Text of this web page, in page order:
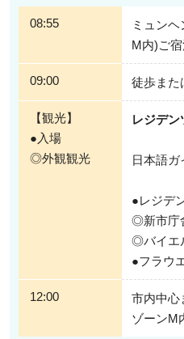
宿泊ホテル出発で安心＆公共交
解散はホテルまたは市内中心地となり
を使って各々観光が可能です。
※送迎対象範囲については、以下『お
08:55
ミュン
M内)ご
09:00 徒歩また
【観光】
●入場
◎外観観光
レジデ
日本語ガ
●レジデ
◎新市庁
◎バイエ
●フラウ
12:00
市内中心
ゾーンM